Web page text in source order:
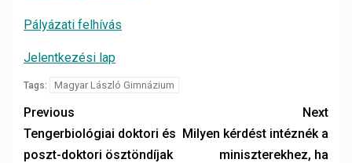
Pályázati felhívás
Jelentkezési lap
Tags: Magyar László Gimnázium
Previous
Tengerbiológiai doktori és
poszt-doktori ösztöndíjak
Next
Milyen kérdést intéznék a
miniszterekhez, ha